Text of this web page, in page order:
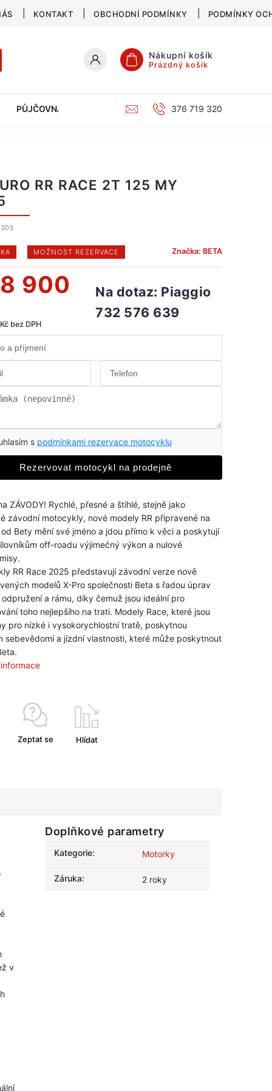
KONTAKT OBCHODNÍ PODMÍNKY PODMÍNKY
Nákupní košík
Prázdný košík
PŮJČOVNA KATALOG376 719 320
RR RACE 2T 125 MY
MOŽNOST REZERVACE Značka: BETA
900
bez DPH
Na dotaz: Piaggio
732 576 639
s podmínkami rezervace motocyklu
Rezervovat motocykl na prodejně
ZÁVODY! Rychlé, přesné a štíhlé, stejně jako
závodní motocykly, nové modely RR připravené na
Bety mění své jméno a jdou přímo k věci a poskytují
off-roadu výjimečný výkon a nulové
RR Race 2025 představují závodní verze nově
modelů X-Pro společnosti Beta s řadou úprav
odpružení a rámu, díky čemuž jsou ideální pro
toho nejlepšího na trati. Modely Race, které jsou
pro nízké i vysokorychlostní tratě, poskytnou
sebevědomí a jízdní vlastnosti, které může poskytnout
Zeptat se Hlídat
v
Doplňkové parametry
Kategorie: Motorky
Záruka: 2 roky